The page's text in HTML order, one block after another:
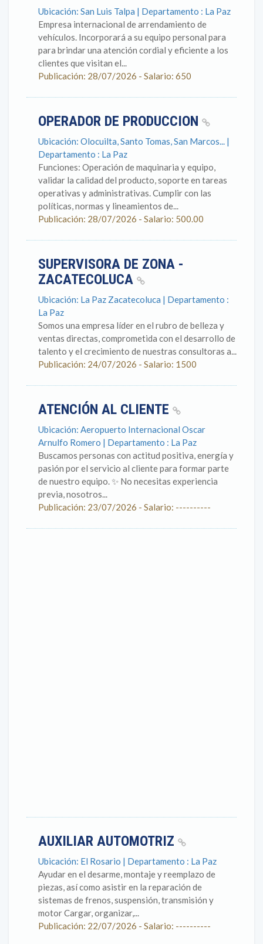
Ubicación: San Luis Talpa | Departamento : La Paz
Empresa internacional de arrendamiento de
vehículos. Incorporará a su equipo personal para
para brindar una atención cordial y eficiente a los
clientes que visitan el...
Publicación: 28/07/2026 - Salario: 650
OPERADOR DE PRODUCCION
Ubicación: Olocuilta, Santo Tomas, San Marcos... |
Departamento : La Paz
Funciones: Operación de maquinaria y equipo,
validar la calidad del producto, soporte en tareas
operativas y administrativas. Cumplir con las
políticas, normas y lineamientos de...
Publicación: 28/07/2026 - Salario: 500.00
SUPERVISORA DE ZONA -
ZACATECOLUCA
Ubicación: La Paz Zacatecoluca | Departamento :
La Paz
Somos una empresa líder en el rubro de belleza y
ventas directas, comprometida con el desarrollo de
talento y el crecimiento de nuestras consultoras a...
Publicación: 24/07/2026 - Salario: 1500
ATENCIÓN AL CLIENTE
Ubicación: Aeropuerto Internacional Oscar
Arnulfo Romero | Departamento : La Paz
Buscamos personas con actitud positiva, energía y
pasión por el servicio al cliente para formar parte
de nuestro equipo. ✨ No necesitas experiencia
previa, nosotros...
Publicación: 23/07/2026 - Salario: ----------
AUXILIAR AUTOMOTRIZ
Ubicación: El Rosario | Departamento : La Paz
Ayudar en el desarme, montaje y reemplazo de
piezas, así como asistir en la reparación de
sistemas de frenos, suspensión, transmisión y
motor Cargar, organizar,...
Publicación: 22/07/2026 - Salario: ----------